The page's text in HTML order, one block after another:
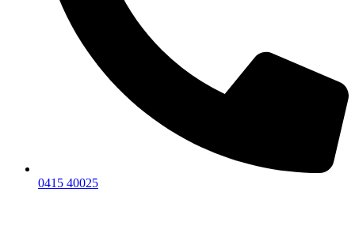
0415 40025